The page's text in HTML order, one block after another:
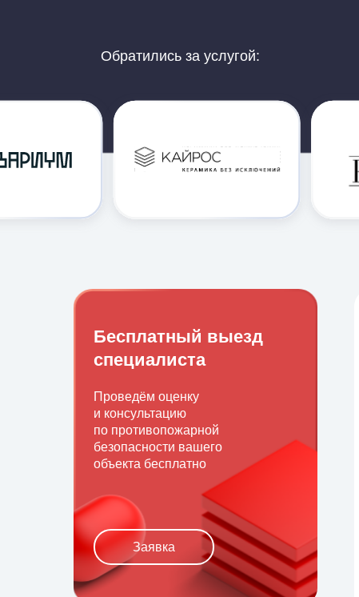
Обратились за услугой:
Бесплатный выезд
специалиста
Проведём оценку
и консультацию
по противопожарной
безопасности вашего
объекта бесплатно
Заявка